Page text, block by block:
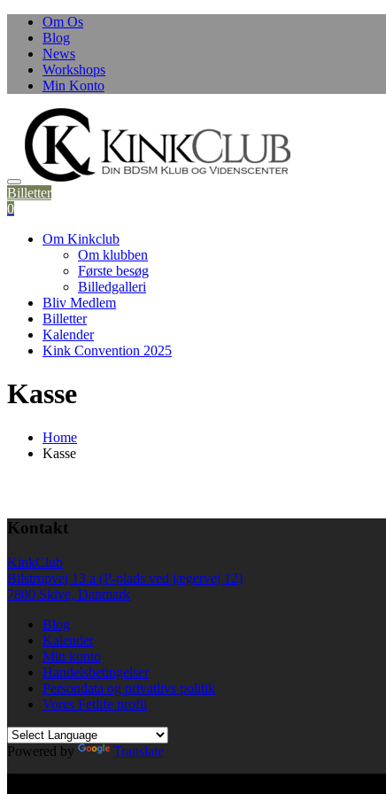
Skip
content
Om Os
Blog
News
Workshops
Min Konto
Billetter
0
Om Kinkclub
Om klubben
Første besøg
Billedgalleri
Bliv Medlem
Billetter
Kalender
Kink Convention 2025
Kasse
Home
Kasse
Kontakt
KinkClub
Bilstrupvej 13 a (P-plads ved jægervej 12)
7800 Skive, Danmark
Blog
Kalender
Min konto
Handelsbetingelser
Persondata og privatlivs politik
Vores Fetlife profil
Powered by
Translate